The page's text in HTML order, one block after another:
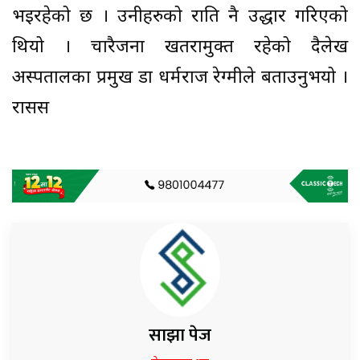
भइरहेको छ । उनीहरुको राति नै उद्धार गरिएको
थियो । चारैजना खतरामुक्त रहेको दैलेख
अस्पतालका प्रमुख डा धर्मराज रेग्मीले बताउनुभयो ।
रासस
साझा पेज